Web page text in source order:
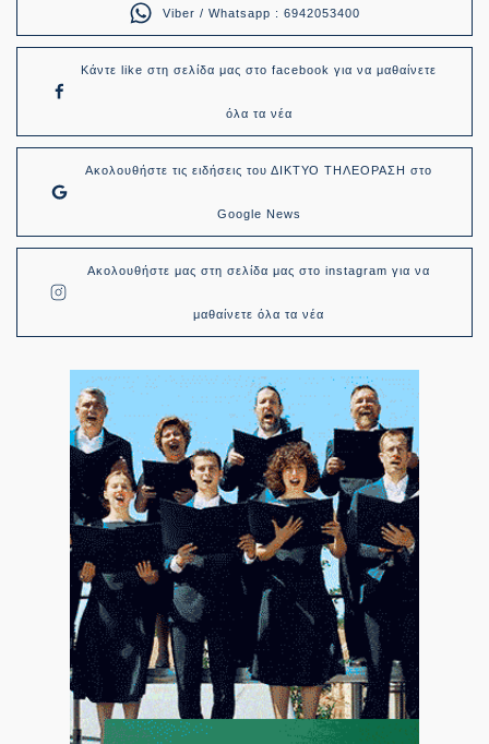
Viber / Whatsapp : 6942053400
Κάντε like στη σελίδα μας στο facebook για να μαθαίνετε
όλα τα νέα
Ακολουθήστε τις ειδήσεις του ΔΙΚΤΥΟ ΤΗΛΕΟΡΑΣΗ στο
Google News
Ακολουθήστε μας στη σελίδα μας στο instagram για να
μαθαίνετε όλα τα νέα